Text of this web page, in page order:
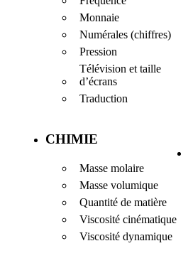
Monnaie
Numérales (chiffres)
Pression
Télévision et taille
d’écrans
Traduction
CHIMIE
Masse molaire
Masse volumique
Quantité de matière
Viscosité cinématique
Viscosité dynamique